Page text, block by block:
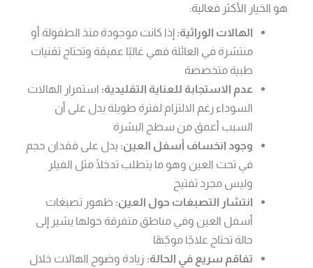
هو الخيار الأكثر فعالية:
الهالات الوراثية: إذا كانت موجودة منذ الطفولة أو
منتشرة في العائلة فهي غالبًا عميقة وتحتاج تقنيات
طبية متخصصة
عدم الاستجابة للعناية التقليدية: استمرار الهالات
السوداء رغم الالتزام لفترة طويلة يدل على أن
السبب أعمق من سطح البشرة
وجود انخساف أسفل العين: يدل على فقدان حجم
في تحت العين وهو ما يتطلب تدخلًا مثل الفيلر
وليس مجرد تفتيح
انتشار التصبغات حول العين: ظهور تصبغات
أسفل العين وفي مناطق متفرقة حولها يشير إلى
حالة تحتاج علاجًا موجّهًا
تفاقم سريع في الحالة: زيادة وضوح الهالات خلال